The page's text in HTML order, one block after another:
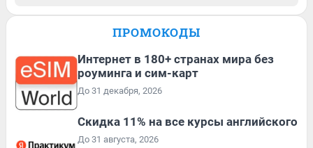
ПРОМОКОДЫ
Интернет в 180+ странах мира без
роуминга и сим-карт
До 31 декабря, 2026
Скидка 11% на все курсы английского
До 31 августа, 2026